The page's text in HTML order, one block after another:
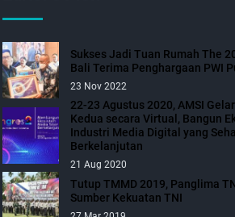
Sukses Jadi Tuan Rumah The
Bali Terima Penghargaan PWI
23 Nov 2022
22-23 Agustus 2020, AMSI
Kedua secara Virtual, Bangun
Industri Media Digital yang
Berkelanjutan
21 Aug 2020
Tutup TMMD 2019, Panglima
Sumber Kekuatan TNI